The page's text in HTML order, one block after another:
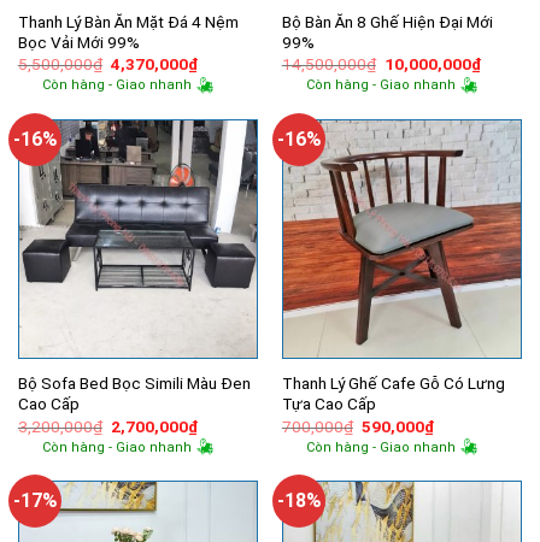
Thanh Lý Bàn Ăn Mặt Đá 4 Nệm
Bọc Vải Mới 99%
5,500,000₫ Giá
gốc
là:
4,370,000₫Giá
hiện
tại
4,370,000₫.
Còn hàng - Giao nhanh
Bộ Bàn Ăn 8 Ghế Hiện Đại Mới
99%
14,500,000₫ Giá
gốc
là:
10,000,000₫Giá
hiện
Còn hàng - Giao nhanh
-16%
Bộ Sofa Bed Bọc Simili Màu Đen
Cao Cấp
3,200,000₫ Giá
gốc
là:
2,700,000₫Giá
hiện
tại
2,700,000₫.
Còn hàng - Giao nhanh
-16%
Thanh Lý Ghế Cafe Gỗ Có Lưng
Tựa Cao Cấp
700,000₫ Giá
gốc
là:
590,000₫Giá
hiện
tại
590,000₫.
Còn hàng - Giao nhanh
-17% -18%